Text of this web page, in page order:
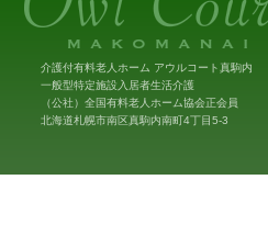
介護付有料老人ホーム アウルコート真駒内
一般型特定施設入居者生活介護
（公社）全国有料老人ホーム協会正会員
北海道札幌市南区真駒内南町4丁目5-3